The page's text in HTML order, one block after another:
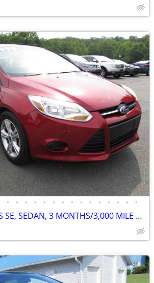
• • • • • • • • • • • • • • •
2014 FORD FOCUS SE, SEDAN, 3 MONTHS/3,000 MILE POWERTRAIN WARRANTY